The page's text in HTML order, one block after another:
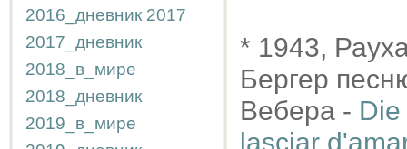
2016_дневник 2017
2017_дневник
2018_в_мире
2018_дневник
2019_в_мире
* 1943,
Бергер
Вебера -
lasciar